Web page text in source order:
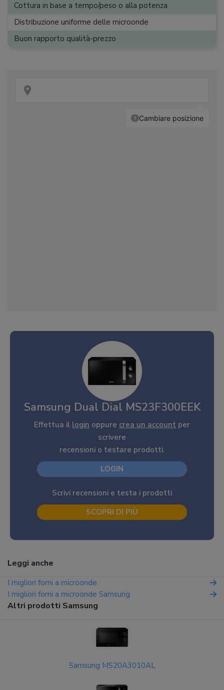
Cottura in base a tempo/peso o alla potenza
Distribuzione uniforme delle microonde
Buon rapporto qualità-prezzo
Samsung Dual Dial MS23F300EEK
Effettua il login oppure crea un account per
scrivere
recensioni o testare prodotti.
LOGIN
Scrivi recensioni e testa i prodotti
SCOPRI DI PIÙ
Leggi anche
I migliori forni a microonde
I migliori forni a microonde Samsung
Altri prodotti Samsung
Samsung MS20A3010AL